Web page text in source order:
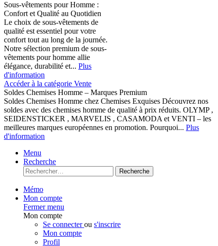
Sous-vêtements pour Homme :
Confort et Qualité au Quotidien
Le choix de sous-vêtements de
qualité est essentiel pour votre
confort tout au long de la journée.
Notre sélection premium de sous-
vêtements pour homme allie
élégance, durabilité et... Plus
d'information
Accéder à la catégorie Vente
Soldes Chemises Homme – Marques Premium
Soldes Chemises Homme chez Chemises Exquises Découvrez nos
soldes avec des chemises homme de qualité à prix réduits. OLYMP ,
SEIDENSTICKER , MARVELIS , CASAMODA et VENTI – les
meilleures marques européennes en promotion. Pourquoi... Plus
d'information
Menu
Recherche
Recherche
Mémo
Mon compte
Fermer menu
Mon compte
Se connecterou s'inscrire
Mon compte
Profil